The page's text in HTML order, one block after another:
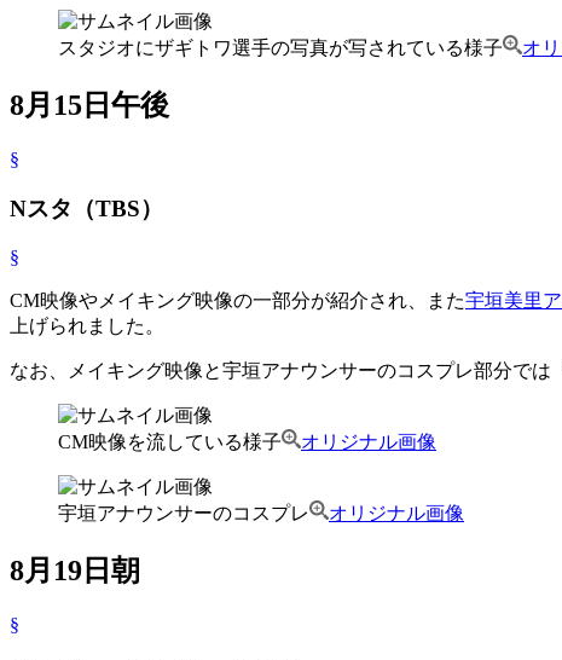
スタジオにザギトワ選手の写真が写されている様子 オ
8月15日午後
§
Nスタ（TBS）
§
CM映像やメイキング映像の一部分が紹介され、また宇垣美里
上げられました。
なお、メイキング映像と宇垣アナウンサーのコスプレ部分では
CM映像を流している様子 オリジナル画像
宇垣アナウンサーのコスプレ オリジナル画像
8月19日朝
§